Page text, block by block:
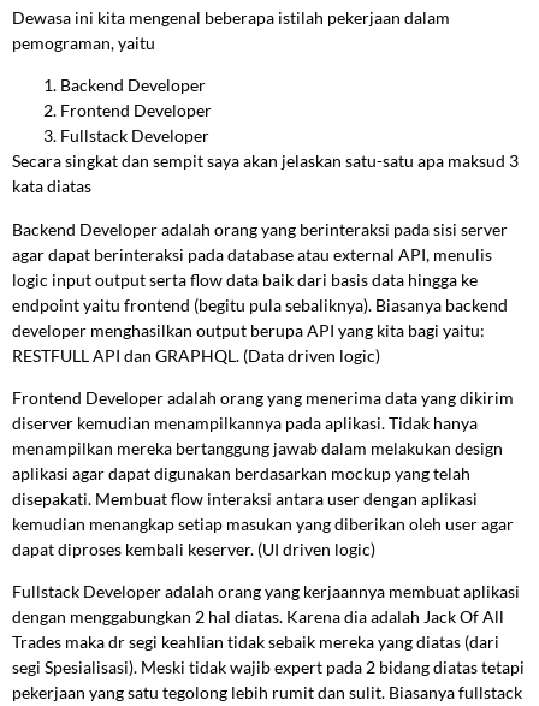
Dewasa ini kita mengenal beberapa istilah pekerjaan dalam
pemograman, yaitu
Backend Developer
Frontend Developer
Fullstack Developer
Secara singkat dan sempit saya akan jelaskan satu-satu apa maksud 3
kata diatas
Backend Developer adalah orang yang berinteraksi pada sisi server
agar dapat berinteraksi pada database atau external API, menulis
logic input output serta flow data baik dari basis data hingga ke
endpoint yaitu frontend (begitu pula sebaliknya). Biasanya backend
developer menghasilkan output berupa API yang kita bagi yaitu:
RESTFULL API dan GRAPHQL. (Data driven logic)
Frontend Developer adalah orang yang menerima data yang dikirim
diserver kemudian menampilkannya pada aplikasi. Tidak hanya
menampilkan mereka bertanggung jawab dalam melakukan design
aplikasi agar dapat digunakan berdasarkan mockup yang telah
disepakati. Membuat flow interaksi antara user dengan aplikasi
kemudian menangkap setiap masukan yang diberikan oleh user agar
dapat diproses kembali keserver. (UI driven logic)
Fullstack Developer adalah orang yang kerjaannya membuat aplikasi
dengan menggabungkan 2 hal diatas. Karena dia adalah Jack Of All
Trades maka dr segi keahlian tidak sebaik mereka yang diatas (dari
segi Spesialisasi). Meski tidak wajib expert pada 2 bidang diatas tetapi
pekerjaan yang satu tegolong lebih rumit dan sulit. Biasanya fullstack